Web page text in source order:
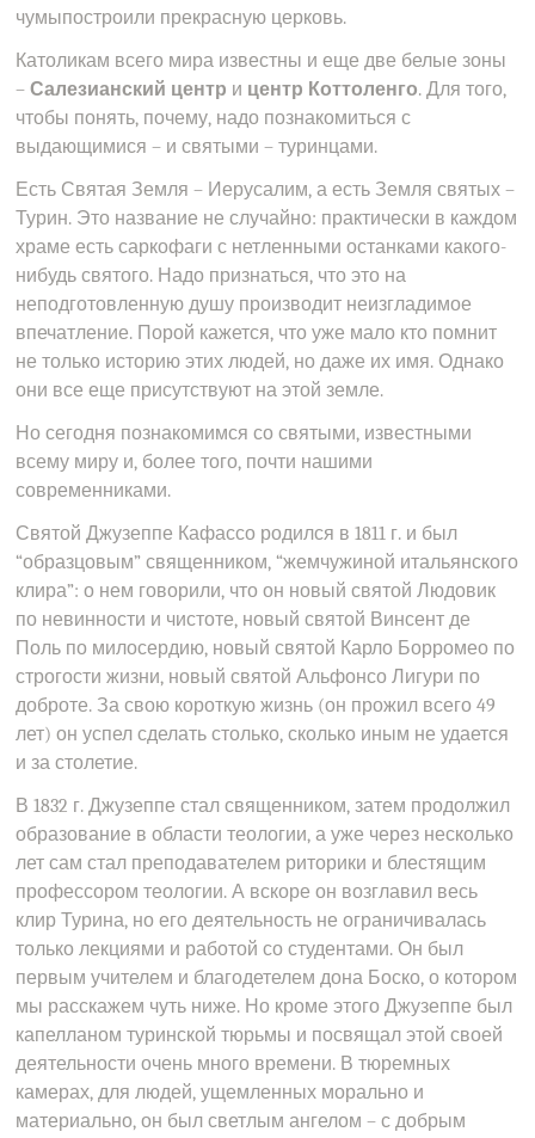
чумыпостроили прекрасную церковь.
Католикам всего мира известны и еще две белые зоны
–Салезианский центр и центр Коттоленго. Для того,
чтобы понять, почему, надо познакомиться с
выдающимися – и святыми – туринцами.
Есть Святая Земля – Иерусалим, а есть Земля святых –
Турин. Это название не случайно: практически в каждом
храме есть саркофаги с нетленными останками какого-
нибудь святого. Надо признаться, что это на
неподготовленную душу производит неизгладимое
впечатление. Порой кажется, что уже мало кто помнит
не только историю этих людей, но даже их имя. Однако
они все еще присутствуют на этой земле.
Но сегодня познакомимся со святыми, известными
всему миру и, более того, почти нашими
современниками.
Святой Джузеппе Кафассо родился в 1811 г. и был
“образцовым” священником, “жемчужиной итальянского
клира”: о нем говорили, что он новый святой Людовик
по невинности и чистоте, новый святой Винсент де
Поль по милосердию, новый святой Карло Борромео по
строгости жизни, новый святой Альфонсо Лигури по
доброте. За свою короткую жизнь (он прожил всего 49
лет) он успел сделать столько, сколько иным не удается
и за столетие.
В 1832 г. Джузеппе стал священником, затем продолжил
образование в области теологии, а уже через несколько
лет сам стал преподавателем риторики и блестящим
профессором теологии. А вскоре он возглавил весь
клир Турина, но его деятельность не ограничивалась
только лекциями и работой со студентами. Он был
первым учителем и благодетелем дона Боско, о котором
мы расскажем чуть ниже. Но кроме этого Джузеппе был
капелланом туринской тюрьмы и посвящал этой своей
деятельности очень много времени. В тюремных
камерах, для людей, ущемленных морально и
материально, он был светлым ангелом – с добрым